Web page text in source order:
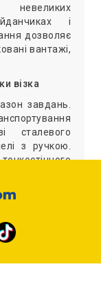
і
дозволяє
вантажі,
візка
завдань.
сталевого
з ручкою.
роликовими
інші –